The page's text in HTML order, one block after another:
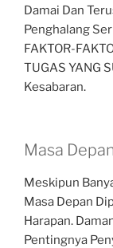
Damai Dan
Penghalang
FAKTOR-
TUGAS YANG
Kesabaran.
Masa
Meskipun
Masa Depan
Harapan.
Pentingnya